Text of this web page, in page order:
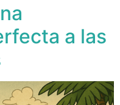
a las